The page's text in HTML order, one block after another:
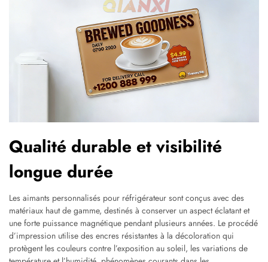
Qualité durable et visibilité
longue durée
Les aimants personnalisés pour réfrigérateur sont conçus avec des
matériaux haut de gamme, destinés à conserver un aspect éclatant et
une forte puissance magnétique pendant plusieurs années. Le procédé
d’impression utilise des encres résistantes à la décoloration qui
protègent les couleurs contre l’exposition au soleil, les variations de